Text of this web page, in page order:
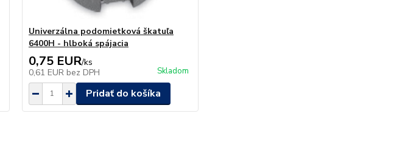
Univerzálna podomietková škatuľa
6400H - hlboká spájacia
0,75 EUR/ks
0,61 EUR bez DPH Skladom
Pridať do košíka